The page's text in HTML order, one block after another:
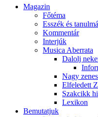
Magazin
Főtéma
Esszék és
Kommentár
Interjúk
Musica Aberrata
Dalolj
Nagy
Elfeledett
Szakcikk
Lexikon
Bemutatjuk